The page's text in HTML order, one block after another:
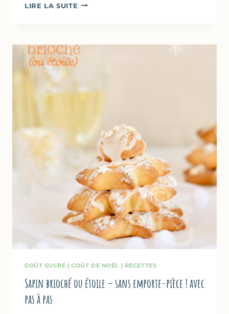
LIRE LA SUITE BANANA
À
LA
BANANE,
PÉCAN
GOÛT SUCRÉ |GOÛT DE NOËL | RECETTES
Sapin brioché ou étoile – sans emporte-pièce ! avec
pas à pas